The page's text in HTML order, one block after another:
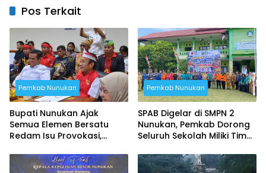
Pos Terkait
Pemkab Nunukan
Bupati Nunukan Ajak
Semua Elemen Bersatu
Redam Isu Provokasi,
Kekuatan Daerah
Pemkab Nunukan
SPAB Digelar di SMPN 2
Nunukan, Pemkab Dorong
Seluruh Sekolah Miliki Tim